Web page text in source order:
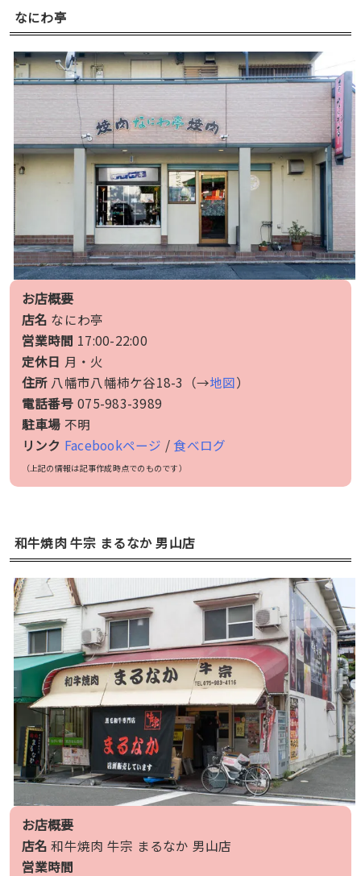
なにわ亭
お店概要
店名 なにわ亭
営業時間 17:00-22:00
定休日 月・火
住所 八幡市八幡柿ケ谷18-3（→地図）
電話番号 075-983-3989
駐車場 不明
リンク Facebookページ / 食べログ
（上記の情報は記事作成時点でのものです）
和牛焼肉 牛宗 まるなか 男山店
お店概要
店名 和牛焼肉 牛宗 まるなか 男山店
営業時間